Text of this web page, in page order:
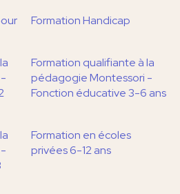
Formation Handicap
Formation qualifiante à la
pédagogie Montessori -
Fonction éducative 3-6 ans
Formation en écoles
privées 6-12 ans